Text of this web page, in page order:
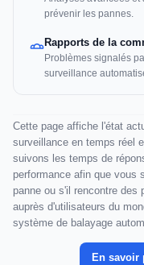
prévenir les pannes.
Rapports de la
Problèmes signalés
surveillance
Cette page affiche l'état
surveillance en temps réel
suivons les temps de
performance afin que vous
panne ou s'il rencontre des
auprès d'utilisateurs du
système de balayage
En savoir